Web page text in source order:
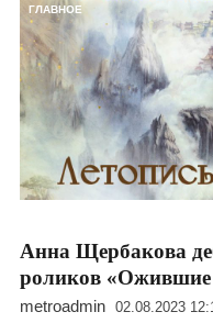
ГЛАВНОЕ
Анна Щербакова
роликов
metroadmin 02.08.2023